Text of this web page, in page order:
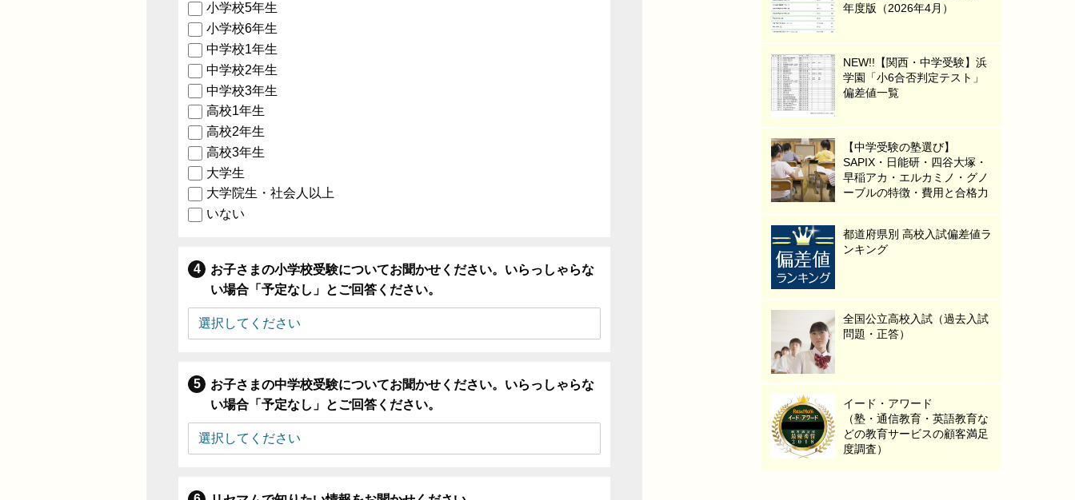
小学校5年生
小学校6年生
中学校1年生
中学校2年生
中学校3年生
高校1年生
高校2年生
高校3年生
大学生
大学院生・社会人以上
いない
お子さまの小学校受験についてお聞かせください。いらっしゃらな
い場合「予定なし」とご回答ください。
お子さまの中学校受験についてお聞かせください。いらっしゃらな
い場合「予定なし」とご回答ください。
年度版（2026年4月）
NEW!!【関西・中学受験】浜
学園「小6合否判定テスト」
偏差値一覧
【中学受験の塾選び】
SAPIX・日能研・四谷大塚・
早稲アカ・エルカミノ・グノ
ーブルの特徴・費用と合格力
都道府県別 高校入試偏差値ラ
ンキング
全国公立高校入試（過去入試
問題・正答）
イード・アワード
（塾・通信教育・英語教育な
どの教育サービスの顧客満足
度調査）